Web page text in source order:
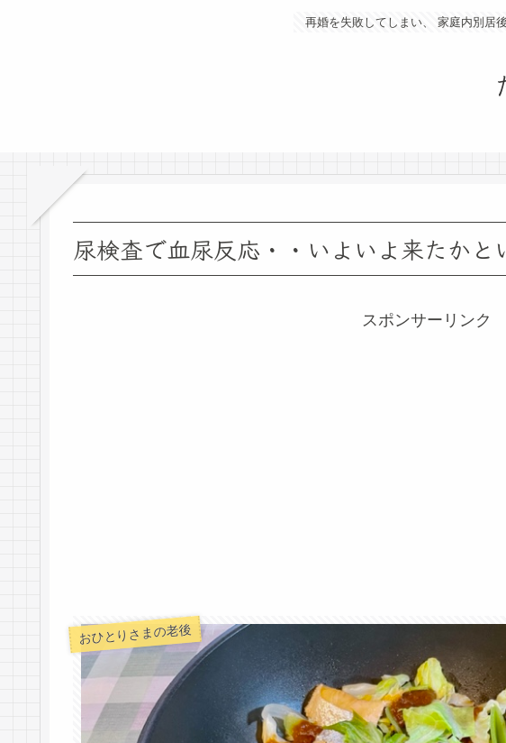
再婚を失敗してしまい、 家庭内別居
尿検査で血尿反応・・いよいよ来たかと
スポンサーリンク
おひとりさまの老後